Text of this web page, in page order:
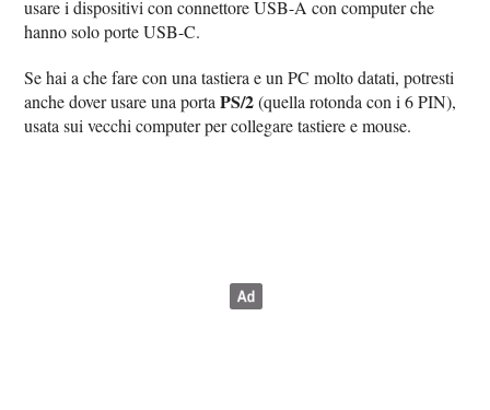
usare i dispositivi con connettore USB-A con computer che
hanno solo porte USB-C.
Se hai a che fare con una tastiera e un PC molto datati, potresti
anche dover usare una portaPS/2(quella rotonda con i 6 PIN),
usata sui vecchi computer per collegare tastiere e mouse.